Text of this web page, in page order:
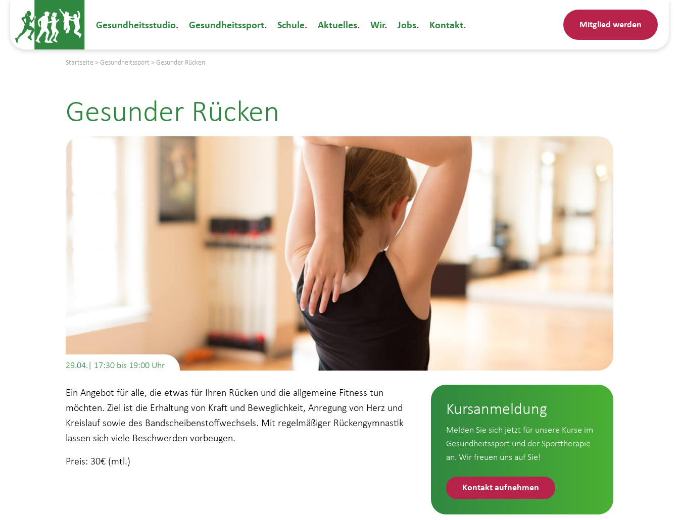
Gesundheitsstudio Gesundheitssport Schule Aktuelles Wir Jobs Kontakt Mitglied werden
Startseite > Gesundheitssport > Gesunder Rücken
Gesunder Rücken
29.04.| 17:30 bis 19:00
Ein Angebot für alle, die etwas für Ihren Rücken und die allgemeine Fitness tun
möchten. Ziel ist die Erhaltung von Kraft und Beweglichkeit, Anregung von Herz und
Kreislauf sowie des Bandscheibenstoffwechsels. Mit regelmäßiger Rückengymnastik
lassen sich viele Beschwerden vorbeugen.
Preis: 30€ (mtl.)
Kursanmeldung
Melden Sie sich jetzt für unsere Kurse im
Gesundheitssport und der Sporttherapie
an. Wir freuen uns auf Sie!
Kontakt aufnehmen